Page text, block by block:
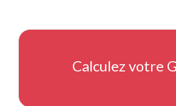
Calculez votre